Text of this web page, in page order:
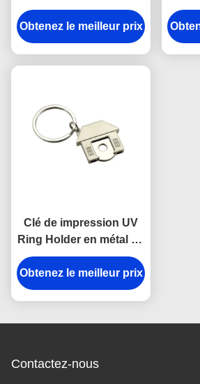
Keyring d'écouteur
d'émail rose de fer
Obtenez le meilleur prix
Clé de impression UV
Ring Holder en métal de
Chambre de chariot de
porte-clés mignon
symbolique de forme
Obtenez le meilleur prix
Contactez-nous